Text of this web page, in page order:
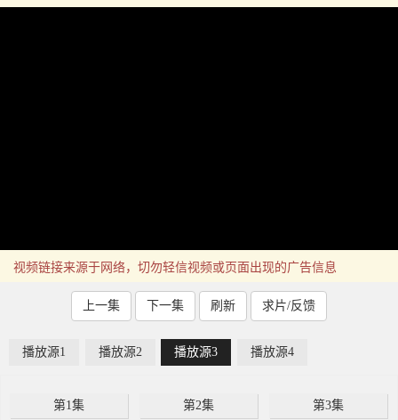
视频链接来源于网络，切勿轻信视频或页面出现的广告信息
上一集 下一集 刷新 求片/反馈
播放源1 播放源2 播放源3 播放源4
第1集 第2集 第3集